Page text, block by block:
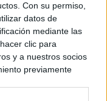
Con su permiso,
datos de
mediante las
clic para
y a nuestros socios
previamente